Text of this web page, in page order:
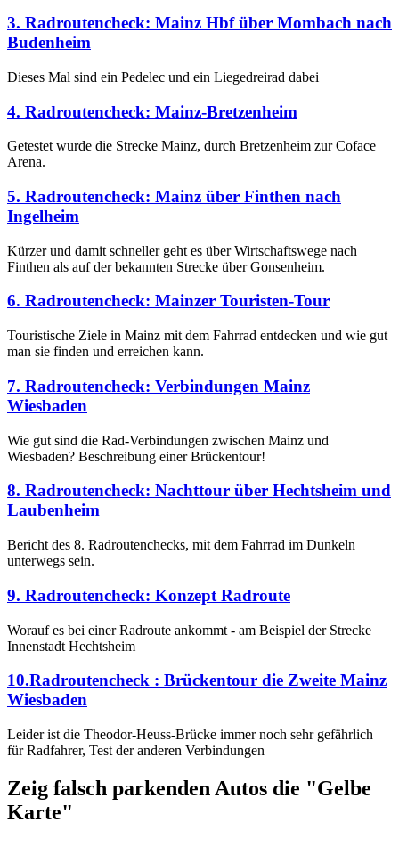
3. Radroutencheck: Mainz Hbf über Mombach nach
Budenheim
Dieses Mal sind ein Pedelec und ein Liegedreirad dabei
4. Radroutencheck: Mainz-Bretzenheim
Getestet wurde die Strecke Mainz, durch Bretzenheim zur Coface
Arena.
5. Radroutencheck: Mainz über Finthen nach
Ingelheim
Kürzer und damit schneller geht es über Wirtschaftswege nach
Finthen als auf der bekannten Strecke über Gonsenheim.
6. Radroutencheck: Mainzer Touristen-Tour
Touristische Ziele in Mainz mit dem Fahrrad entdecken und wie gut
man sie finden und erreichen kann.
7. Radroutencheck: Verbindungen Mainz
Wiesbaden
Wie gut sind die Rad-Verbindungen zwischen Mainz und
Wiesbaden? Beschreibung einer Brückentour!
8. Radroutencheck: Nachttour über Hechtsheim und
Laubenheim
Bericht des 8. Radroutenchecks, mit dem Fahrrad im Dunkeln
unterwegs sein.
9. Radroutencheck: Konzept Radroute
Worauf es bei einer Radroute ankommt - am Beispiel der Strecke
Innenstadt Hechtsheim
10.Radroutencheck : Brückentour die Zweite Mainz
Wiesbaden
Leider ist die Theodor-Heuss-Brücke immer noch sehr gefährlich
für Radfahrer, Test der anderen Verbindungen
Zeig falsch parkenden Autos die "Gelbe
Karte"